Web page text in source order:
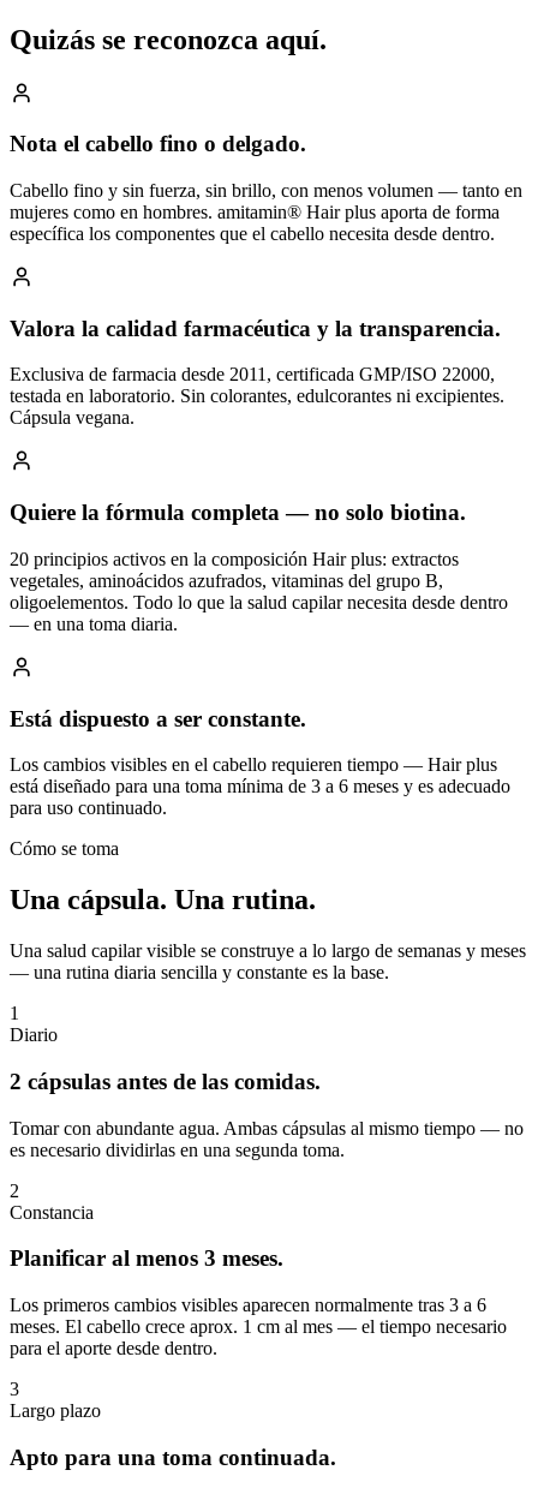
Quizás se reconozca aquí.
Nota el cabello fino o delgado.
Cabello fino y sin fuerza, sin brillo, con menos volumen — tanto en
mujeres como en hombres. amitamin® Hair plus aporta de forma
específica los componentes que el cabello necesita desde dentro.
Valora la calidad farmacéutica y la transparencia.
Exclusiva de farmacia desde 2011, certificada GMP/ISO 22000,
testada en laboratorio. Sin colorantes, edulcorantes ni excipientes.
Cápsula vegana.
Quiere la fórmula completa — no solo biotina.
20 principios activos en la composición Hair plus: extractos
vegetales, aminoácidos azufrados, vitaminas del grupo B,
oligoelementos. Todo lo que la salud capilar necesita desde dentro
— en una toma diaria.
Está dispuesto a ser constante.
Los cambios visibles en el cabello requieren tiempo — Hair plus
está diseñado para una toma mínima de 3 a 6 meses y es adecuado
para uso continuado.
Cómo se toma
Una cápsula. Una rutina.
Una salud capilar visible se construye a lo largo de semanas y meses
— una rutina diaria sencilla y constante es la base.
1
Diario
2 cápsulas antes de las comidas.
Tomar con abundante agua. Ambas cápsulas al mismo tiempo — no
es necesario dividirlas en una segunda toma.
2
Constancia
Planificar al menos 3 meses.
Los primeros cambios visibles aparecen normalmente tras 3 a 6
meses. El cabello crece aprox. 1 cm al mes — el tiempo necesario
para el aporte desde dentro.
3
Largo plazo
Apto para una toma continuada.